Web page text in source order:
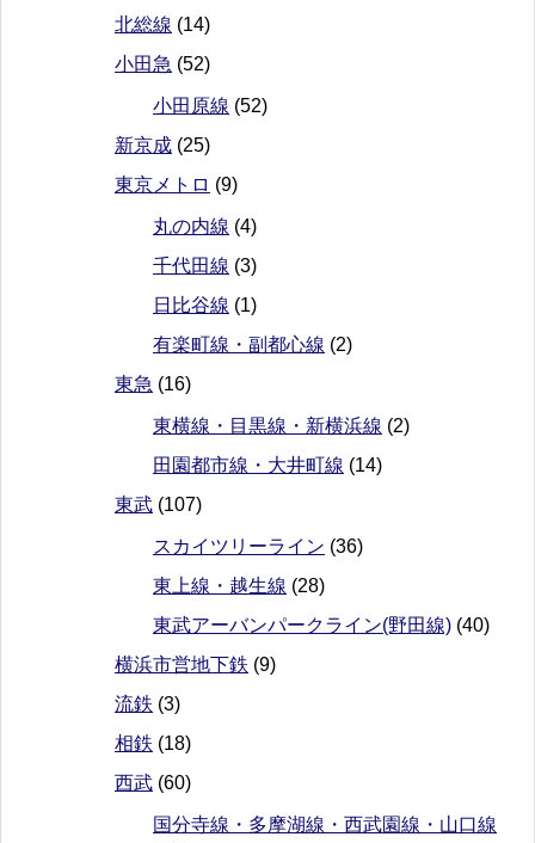
北総線 (14)
小田急 (52)
小田原線 (52)
新京成 (25)
東京メトロ (9)
丸の内線 (4)
千代田線 (3)
日比谷線 (1)
有楽町線・副都心線 (2)
東急 (16)
東横線・目黒線・新横浜線 (2)
田園都市線・大井町線 (14)
東武 (107)
スカイツリーライン (36)
東上線・越生線 (28)
東武アーバンパークライン(野田線) (40)
横浜市営地下鉄 (9)
流鉄 (3)
相鉄 (18)
西武 (60)
国分寺線・多摩湖線・西武園線・山口線